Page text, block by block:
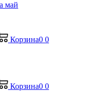
май
Корзина0 0
Корзина0 0